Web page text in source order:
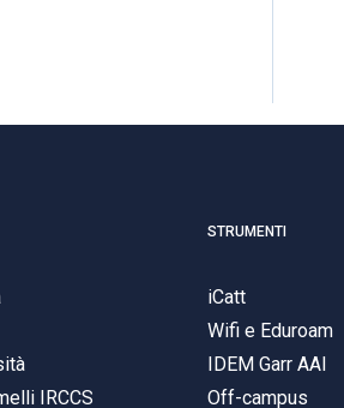
IRCCS
STRUMENTI
iCatt
Wifi e Eduroam
IDEM Garr AAI
Off-campus